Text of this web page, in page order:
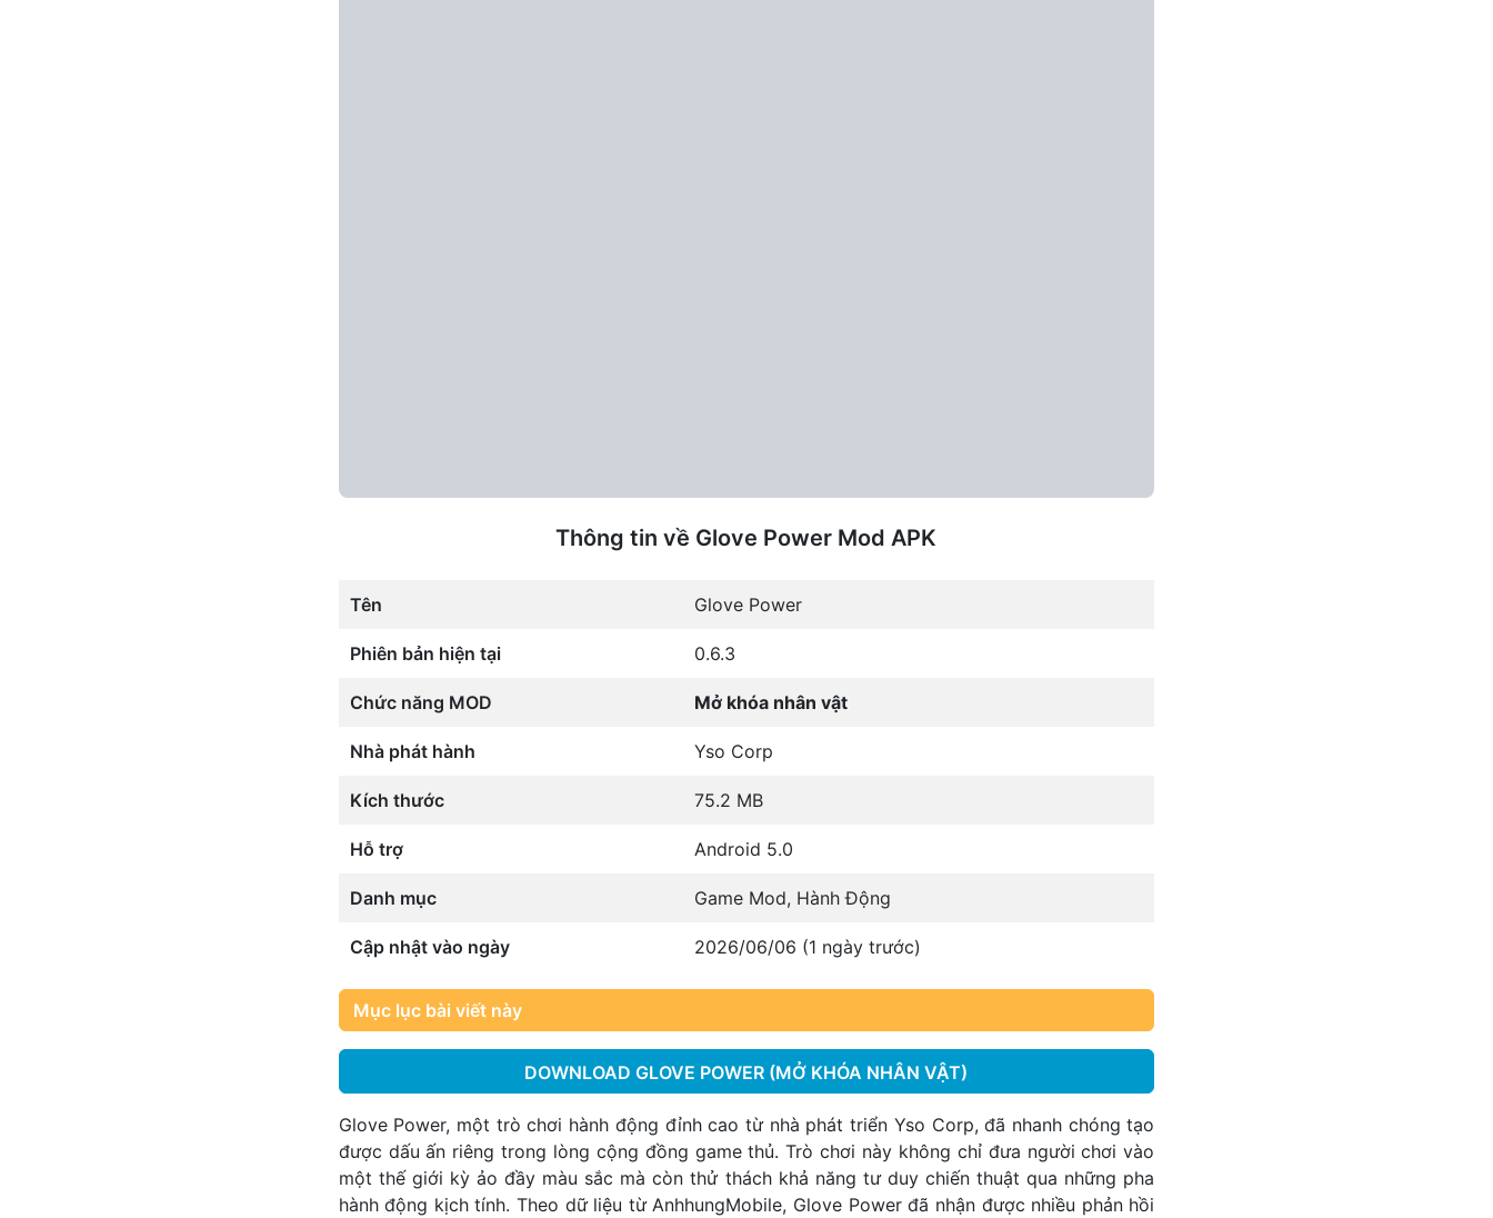
Thông tin về Glove Power Mod APK
Tên Glove Power
Phiên bản hiện tại 0.6.3
Chức năng MOD Mở khóa nhân vật
Nhà phát hành Yso Corp
Kích thước 75.2 MB
Hỗ trợ Android 5.0
Danh mục Game Mod, Hành Động
Cập nhật vào ngày 2026/06/06 (1 ngày trước)
Mục lục bài viết này
DOWNLOAD GLOVE POWER (MỞ KHÓA NHÂN VẬT)
Glove Power, một trò chơi hành động đỉnh cao từ nhà phát triển Yso Corp, đã nhanh chóng tạo
được dấu ấn riêng trong lòng cộng đồng game thủ. Trò chơi này không chỉ đưa người chơi vào
một thế giới kỳ ảo đầy màu sắc mà còn thử thách khả năng tư duy chiến thuật qua những pha
hành động kịch tính. Theo dữ liệu từ AnhhungMobile, Glove Power đã nhận được nhiều phản hồi